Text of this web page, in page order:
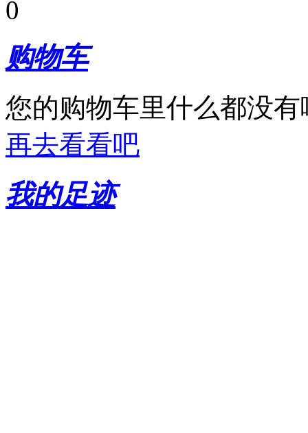
0
购物车
您的购物车里什么都没有
再去看看吧
我的足迹